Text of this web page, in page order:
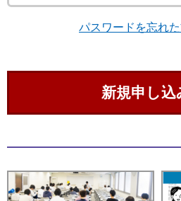
パスワードを忘れ
新規申し